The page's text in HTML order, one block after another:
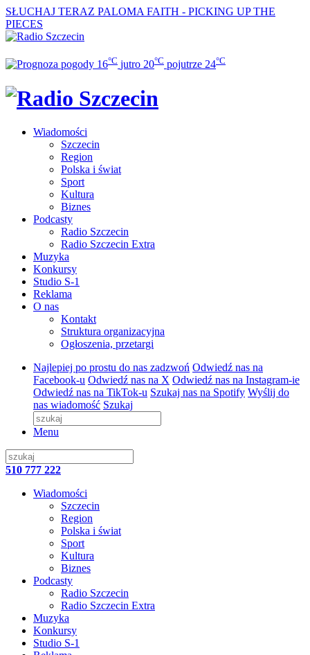
SŁUCHAJ TERAZ PALOMA FAITH - PICKING UP THE
PIECES
16°C jutro 20°C pojutrze 24°C
Wiadomości
Szczecin
Region
Polska i świat
Sport
Kultura
Biznes
Podcasty
Radio Szczecin
Radio Szczecin Extra
Muzyka
Konkursy
Studio S-1
Reklama
O nas
Kontakt
Struktura organizacyjna
Ogłoszenia, przetargi
Najlepiej po prostu do nas zadzwoń Odwiedź nas na
Facebook-u Odwiedź nas na X Odwiedź nas na Instagram-ie
Odwiedź nas na TikTok-u Szukaj nas na Spotify Wyślij do
nas wiadomość Szukaj
Menu
510 777 222
Wiadomości
Szczecin
Region
Polska i świat
Sport
Kultura
Biznes
Podcasty
Radio Szczecin
Radio Szczecin Extra
Muzyka
Konkursy
Studio S-1